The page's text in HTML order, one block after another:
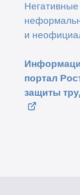
и
портал
защиты